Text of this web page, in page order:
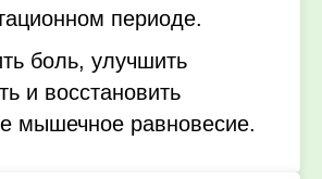
периоде.
боль, улучшить
и восстановить
мышечное равновесие.